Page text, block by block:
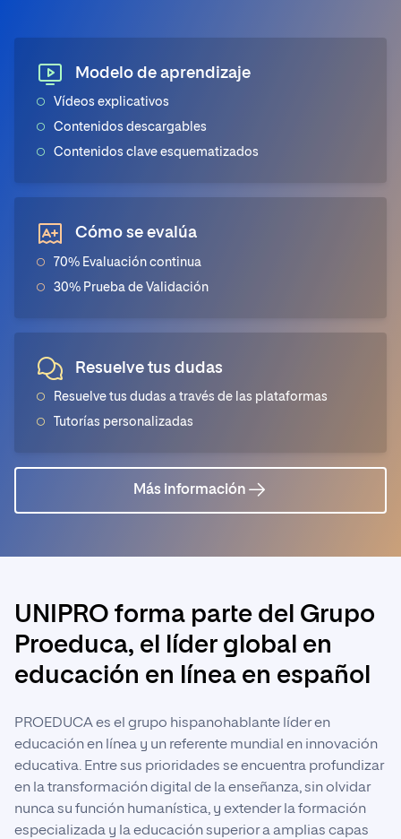
Modelo de aprendizaje
Vídeos explicativos
Contenidos descargables
Contenidos clave esquematizados
Cómo se evalúa
70% Evaluación continua
30% Prueba de Validación
Resuelve tus dudas
Resuelve tus dudas a través de las plataformas
Tutorías personalizadas
Más información
UNIPRO forma parte del Grupo
Proeduca, el líder global en
educación en línea en español
PROEDUCA es el grupo hispanohablante líder en
educación en línea y un referente mundial en innovación
educativa. Entre sus prioridades se encuentra profundizar
en la transformación digital de la enseñanza, sin olvidar
nunca su función humanística, y extender la formación
especializada y la educación superior a amplias capas